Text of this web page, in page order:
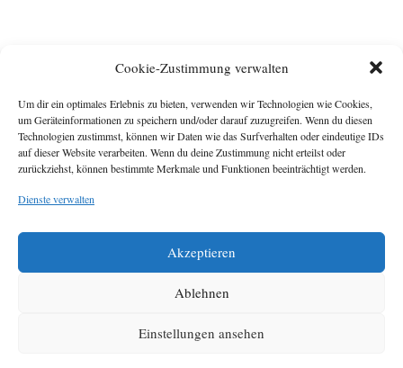
Cookie-Zustimmung verwalten
Um dir ein optimales Erlebnis zu bieten, verwenden wir Technologien wie Cookies,
um Geräteinformationen zu speichern und/oder darauf zuzugreifen. Wenn du diesen
Technologien zustimmst, können wir Daten wie das Surfverhalten oder eindeutige IDs
auf dieser Website verarbeiten. Wenn du deine Zustimmung nicht erteilst oder
zurückziehst, können bestimmte Merkmale und Funktionen beeinträchtigt werden.
Dienste verwalten
Akzeptieren
Ablehnen
Einstellungen ansehen
Impressum
Michael Baden,
Diese Webseite stellt
zehn Jahre der